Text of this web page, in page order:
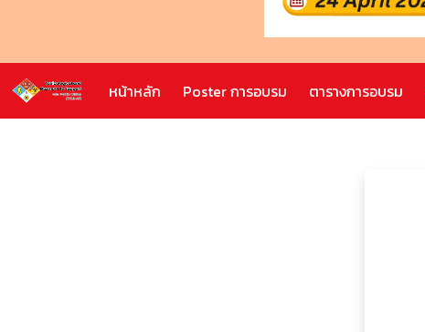
หน้าหลัก Poster การอบรม ตารางการอบรม